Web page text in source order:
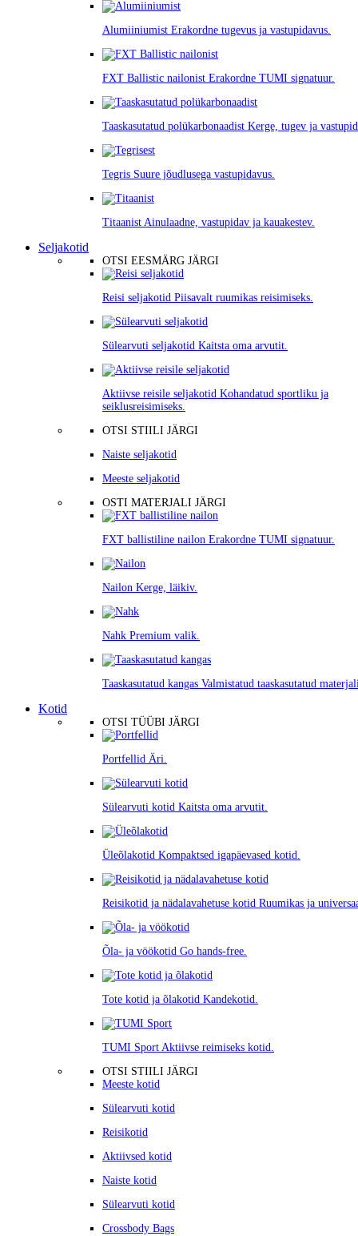
Alumiiniumist Erakordne tugevus ja vastupidavus.
FXT Ballistic nailonist Erakordne TUMI signatuur.
Taaskasutatud polükarbonaadist Kerge, tugev ja
Tegris Suure jõudlusega vastupidavus.
Titaanist Ainulaadne, vastupidav ja kauakestev.
Seljakotid
OTSI EESMÄRG JÄRGI
Reisi seljakotid Piisavalt ruumikas reisimiseks.
Sülearvuti seljakotid Kaitsta oma arvutit.
Aktiivse reisile seljakotid Kohandatud sportliku ja
seiklusreisimiseks.
OTSI STIILI JÄRGI
Naiste seljakotid
Meeste seljakotid
OSTI MATERJALI JÄRGI
FXT ballistiline nailon Erakordne TUMI signatuur.
Nailon Kerge, läikiv.
Nahk Premium valik.
Taaskasutatud kangas Valmistatud taaskasutatud
Kotid
OTSI TÜÜBI JÄRGI
Portfellid Äri.
Sülearvuti kotid Kaitsta oma arvutit.
Üleõlakotid Kompaktsed igapäevased kotid.
Reisikotid ja nädalavahetuse kotid Ruumikas ja
Õla- ja vöökotid Go hands-free.
Tote kotid ja õlakotid Kandekotid.
TUMI Sport Aktiivse reimiseks kotid.
OTSI STIILI JÄRGI
Meeste kotid
Sülearvuti kotid
Reisikotid
Aktiivsed kotid
Naiste kotid
Sülearvuti kotid
Crossbody Bags